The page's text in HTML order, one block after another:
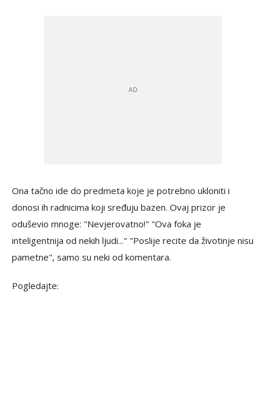
Ona tačno ide do predmeta koje je potrebno ukloniti i
donosi ih radnicima koji sređuju bazen. Ovaj prizor je
oduševio mnoge: "Nevjerovatno!" "Ova foka je
inteligentnija od nekih ljudi..." "Poslije recite da životinje nisu
pametne", samo su neki od komentara.
Pogledajte: